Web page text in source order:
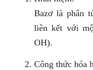
Bazơ là phân
liên kết với
OH).
Công thức hóa